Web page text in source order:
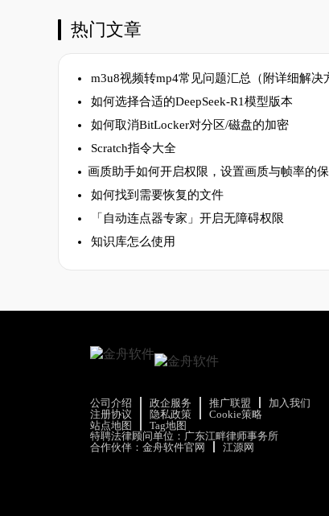
热门文章
m3u8视频转mp4常见问题汇总（附详细解决
如何选择合适的DeepSeek-R1模型版本
如何取消BitLocker对分区/磁盘的加密
Scratch指令大全
画质助手如何开启权限，设置画质与帧率的
如何找到需要恢复的文件
「自动连点器专家」开启无障碍权限
知识库怎么使用
公司介绍 政企服务 推广联盟
加入我们
注册协议
隐私政策
Cookie策略
站点地图
Tag地图
特聘法律顾问单位：广东江畔律师事务所
合作伙伴： 金舟软件官网 江源网